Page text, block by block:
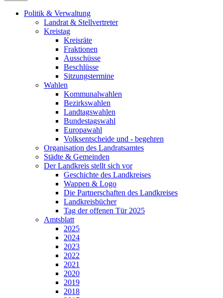
Politik & Verwaltung
Landrat & Stellvertreter
Kreistag
Kreisräte
Fraktionen
Ausschüsse
Beschlüsse
Sitzungstermine
Wahlen
Kommunalwahlen
Bezirkswahlen
Landtagswahlen
Bundestagswahl
Europawahl
Volksentscheide und - begehren
Organisation des Landratsamtes
Städte & Gemeinden
Der Landkreis stellt sich vor
Geschichte des Landkreises
Wappen & Logo
Die Partnerschaften des Landkreises
Landkreisbücher
Tag der offenen Tür 2025
Amtsblatt
2025
2024
2023
2022
2021
2020
2019
2018